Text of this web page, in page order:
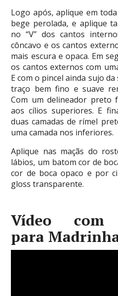
Logo após, aplique em
bege perolada, e aplique
no “V” dos cantos
côncavo e os cantos
mais escura e opaca. Em
os cantos externos com
E com o pincel ainda sujo
traço bem fino e suave
Com um delineador preto
aos cílios superiores. E
duas camadas de rímel
uma camada nos inferiores.
Aplique nas maçãs do
lábios, um batom cor de
cor de boca opaco e por
gloss transparente.
Vídeo com
para